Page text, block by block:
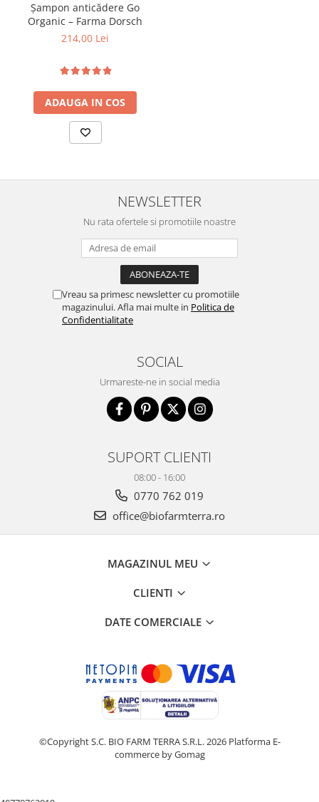
Șampon anticădere Go
Organic – Farma Dorsch
214,00 Lei
ADAUGA IN COS
NEWSLETTER
Nu rata ofertele si promotiile noastre
Vreau sa primesc newsletter cu promotiile
magazinului. Afla mai multe in Politica de
Confidentialitate
SOCIAL
Urmareste-ne in social media
SUPORT CLIENTI
08:00 - 16:00
0770 762 019
office@biofarmterra.ro
MAGAZINUL MEU
CLIENTI
DATE COMERCIALE
©Copyright S.C. BIO FARM TERRA S.R.L. 2026 Platforma E-
commerce by Gomag